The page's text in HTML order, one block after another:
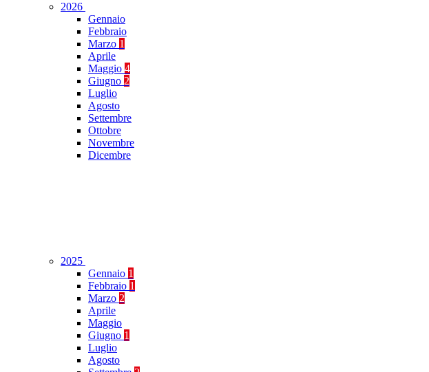
2026
Gennaio
Febbraio
Marzo 1
Aprile
Maggio 4
Giugno 2
Luglio
Agosto
Settembre
Ottobre
Novembre
Dicembre
2025
Gennaio 1
Febbraio 1
Marzo 2
Aprile
Maggio
Giugno 1
Luglio
Agosto